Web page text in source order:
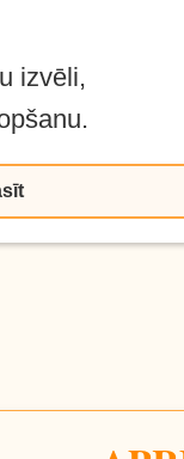
izvēli,